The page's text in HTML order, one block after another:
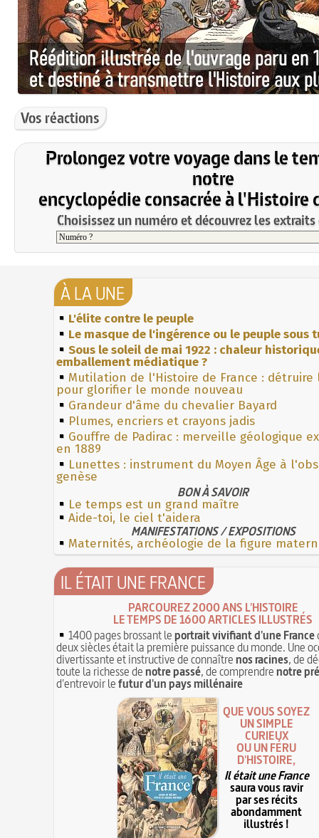
Vos réactions
Prolongez votre voyage dans le
notre
encyclopédie consacrée à l'Histoire
Choisissez un numéro et découvrez les
À LA UNE
L'élite contre le peuple
Le masque de l'ingérence ou le peuple sous
Sous le soleil de mai 1922 : chaleur
emballement médiatique ?
Mutilation de l'Histoire de France : détruire
pour glorifier le monde nouveau
Grandeur d'âme du chevalier Bayard
Plumes, encriers et crayons jadis
Gouffre de Padirac : merveille géologique
en 1889
Lunettes : instrument du Moyen Âge à
genèse
BON À SAVOIR
Le temps est un grand maître
Aide-toi, le ciel t'aidera
MANIFESTATIONS / EXPOSITIONS
Maternités, archéologie de la figure
IL ÉTAIT UNE FRANCE
PARCOUREZ 2000 ANS L'HISTOIRE
LE TEMPS DE 1600 ARTICLES ILLUSTRÉS
1400 pages brossant leportrait vivifiant d'une France
deux siècles était la première puissance du monde. Une
divertissante et instructive de connaîtrenos racines, de
toute la richesse denotre passé, de comprendrenotre
d'entrevoir lefutur d'un pays millénaire
QUE VOUS SOYEZ
UN SIMPLE
CURIEUX
OU UN FÉRU
D'HISTOIRE,
Il était une France
saura vous ravir
par ses récits
abondamment
illustrés !